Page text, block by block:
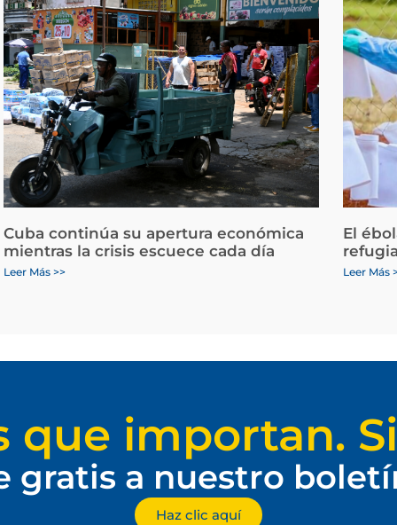
Cuba continúa su apertura económica
mientras la crisis escuece cada día
Leer Más >>
El
Leer Más
que importan.
gratis a nuestro
Haz clic aquí